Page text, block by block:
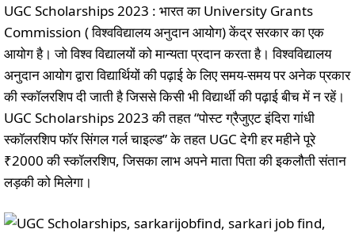
UGC Scholarships 2023 : भारत का University Grants
Commission ( विश्वविद्यालय अनुदान आयोग) केंद्र सरकार का एक
आयोग है। जो विश्व विद्यालयों को मान्यता प्रदान करता है। विश्वविद्यालय
अनुदान आयोग द्वारा विद्यार्थियों की पढ़ाई के लिए समय-समय पर अनेक प्रकार
की स्कॉलरशिप दी जाती है जिससे किसी भी विद्यार्थी की पढ़ाई बीच में न रहें।
UGC Scholarships 2023 की तहत “पोस्ट ग्रैजुएट इंदिरा गांधी
स्कॉलरशिप फॉर सिंगल गर्ल चाइल्ड” के तहत UGC देगी हर महीने पूरे
₹2000 की स्कॉलरशिप, जिसका लाभ अपने माता पिता की इकलौती संतान
लड़की को मिलेगा।